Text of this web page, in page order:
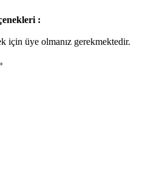
:
için üye olmanız gerekmektedir.